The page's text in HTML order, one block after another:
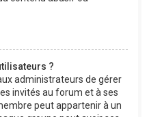
?
administrateurs de gérer
invités au forum et à ses
peut appartenir à un